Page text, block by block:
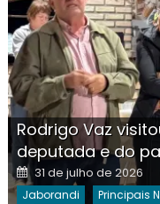
Rodrigo Vaz
deputada e do
Posted
on
31 de julho de 2026
Jaborandi Principais